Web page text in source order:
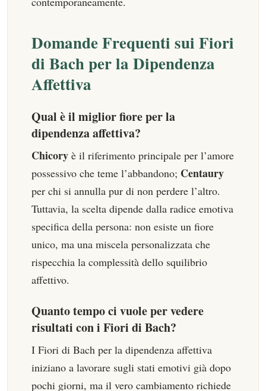
Domande Frequenti sui Fiori
di Bach per la Dipendenza
Affettiva
Qual è il miglior fiore per la
dipendenza affettiva?
Chicory è il riferimento principale per l’amore
possessivo che teme l’abbandono; Centaury
per chi si annulla pur di non perdere l’altro.
Tuttavia, la scelta dipende dalla radice emotiva
specifica della persona: non esiste un fiore
unico, ma una miscela personalizzata che
rispecchia la complessità dello squilibrio
affettivo.
Quanto tempo ci vuole per vedere
risultati con i Fiori di Bach?
I Fiori di Bach per la dipendenza affettiva
iniziano a lavorare sugli stati emotivi già dopo
pochi giorni, ma il vero cambiamento richiede